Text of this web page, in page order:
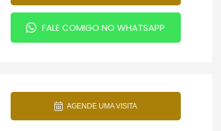
FALE COMIGO NO WHATSAPP
AGENDE UMA VISITA